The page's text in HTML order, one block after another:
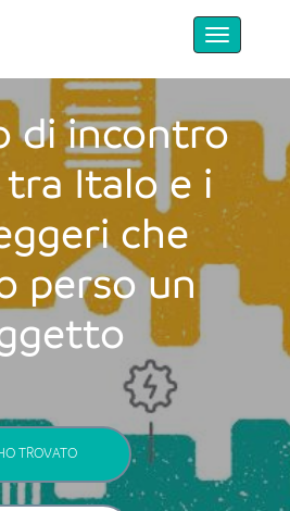
di incontro
Italo e i
che
perso un
TROVATO